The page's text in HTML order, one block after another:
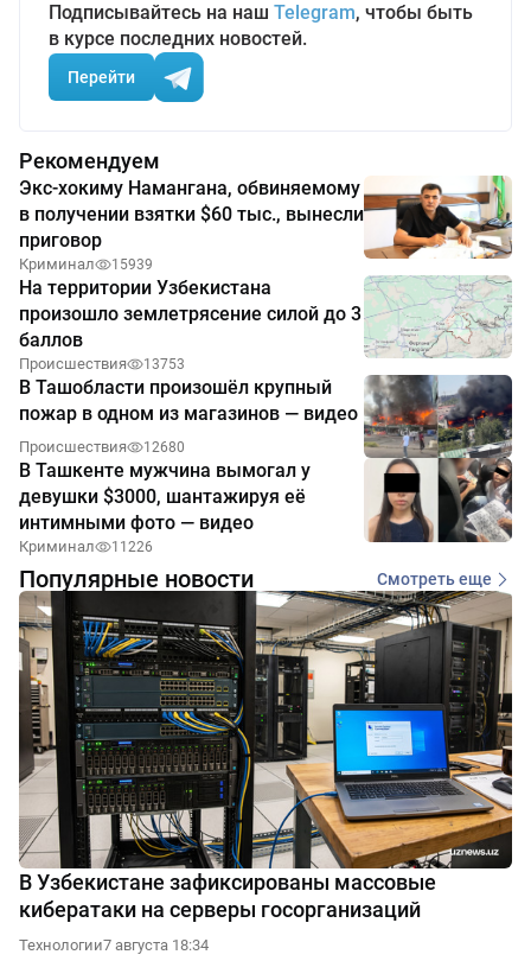
Подписывайтесь на наш Telegram, чтобы быть
в курсе последних новостей.
Перейти
Рекомендуем
Экс-хокиму Намангана, обвиняемому
в получении взятки $60 тыс., вынесли
приговор
Криминал 15939
На территории Узбекистана
произошло землетрясение силой до 3
баллов
Происшествия 13753
В Ташобласти произошёл крупный
пожар в одном из магазинов — видео
Происшествия 12680
В Ташкенте мужчина вымогал у
девушки $3000, шантажируя её
интимными фото — видео
Криминал 11226
Популярные новости Смотреть еще
В Узбекистане зафиксированы массовые
кибератаки на серверы госорганизаций
Технологии7 августа 18:34